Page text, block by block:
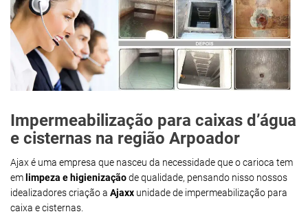
Impermeabilização para caixas d’água
e cisternas na região Arpoador
Ajax é uma empresa que nasceu da necessidade que o carioca tem
em limpeza e higienizaçãode qualidade, pensando nisso nossos
idealizadores criação a Ajaxx unidade de impermeabilização para
caixa e cisternas.